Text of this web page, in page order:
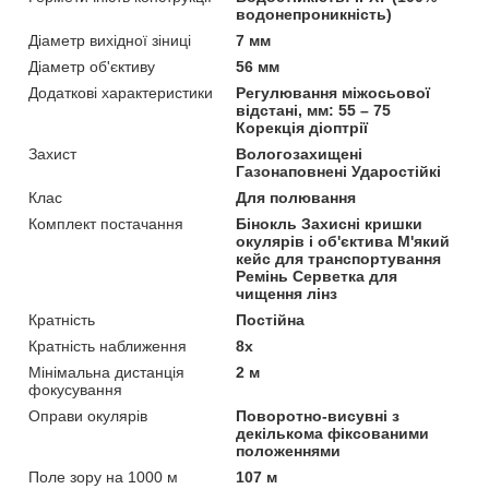
водонепроникність)
Діаметр вихідної зіниці
7 мм
Діаметр об'єктиву
56 мм
Додаткові характеристики
Регулювання міжосьової
відстані, мм: 55 – 75
Корекція діоптрії
Захист
Вологозахищені
Газонаповнені Ударостійкі
Клас
Для полювання
Комплект постачання
Бінокль Захисні кришки
окулярів і об'єктива М'який
кейс для транспортування
Ремінь Серветка для
чищення лінз
Кратність
Постійна
Кратність наближення
8х
Мінімальна дистанція
фокусування
2 м
Оправи окулярів
Поворотно-висувні з
декількома фіксованими
положеннями
Поле зору на 1000 м
107 м